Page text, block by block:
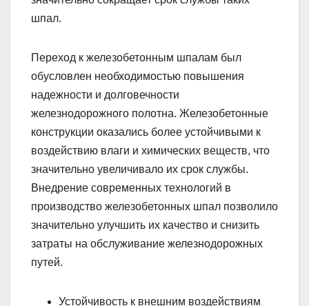
шпал.
Переход к железобетонным шпалам был
обусловлен необходимостью повышения
надежности и долговечности
железнодорожного полотна. Железобетонные
конструкции оказались более устойчивыми к
воздействию влаги и химических веществ, что
значительно увеличивало их срок службы.
Внедрение современных технологий в
производство железобетонных шпал позволило
значительно улучшить их качество и снизить
затраты на обслуживание железнодорожных
путей.
Устойчивость к внешним воздействиям